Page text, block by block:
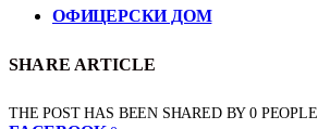
ОФИЦЕРСКИ ДОМ
SHARE ARTICLE
THE POST HAS BEEN SHARED BY0 PEOPLE.